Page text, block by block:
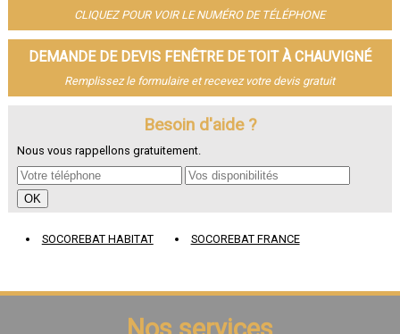
- Fenêtre de toit à Betton
- Fenêtre de toit à Saint-Jacques-de-la-Lande
- Fenêtre de toit à Redon
- Fenêtre de toit à Pacé
- Fenêtre de toit à Saint-Grégoire
- Fenêtre de toit à Le Rheu
- Fenêtre de toit à Bain-de-Bretagne
- Fenêtre de toit à Guichen
- Fenêtre de toit à Mordelles
- Fenêtre de toit à Chartres-de-Bretagne
- Fenêtre de toit à Montfort-sur-Meu
- Fenêtre de toit à Acigné
CLIQUEZ POUR VOIR LE NUMÉRO DE TÉLÉPHONE
DEMANDE DE DEVIS FENÊTRE DE TOIT À CHAUVIGNÉ
Remplissez le formulaire et recevez votre devis gratuit
Besoin d'aide ?
Nous vous rappellons gratuitement.
SOCOREBAT HABITAT SOCOREBAT FRANCE